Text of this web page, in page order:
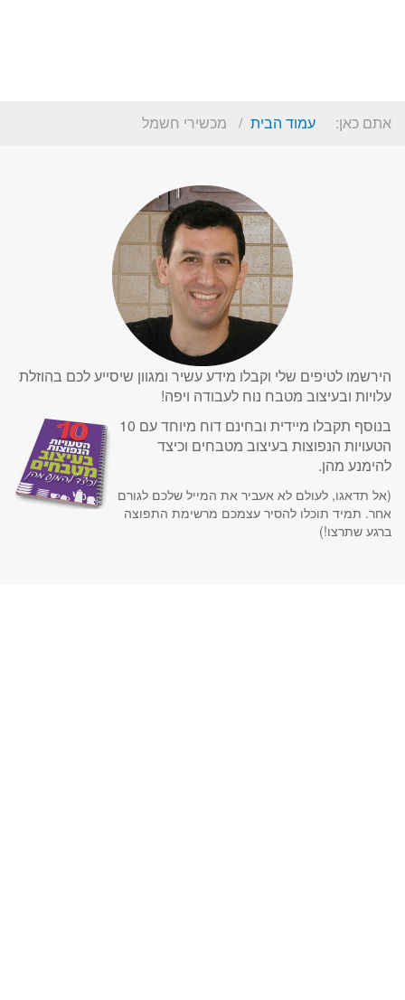
אתם כאן: עמוד הבית מכשירי חשמל
הירשמו לטיפים שלי וקבלו מידע עשיר ומגוון שיסייע לכם בהוזלת
עלויות ובעיצוב מטבח נוח לעבודה ויפה!
בנוסף תקבלו מיידית ובחינם דוח מיוחד עם 10
הטעויות הנפוצות בעיצוב מטבחים וכיצד
להימנע מהן.
(אל תדאגו, לעולם לא אעביר את המייל שלכם לגורם
אחר. תמיד תוכלו להסיר עצמכם מרשימת התפוצה
ברגע שתרצו!)